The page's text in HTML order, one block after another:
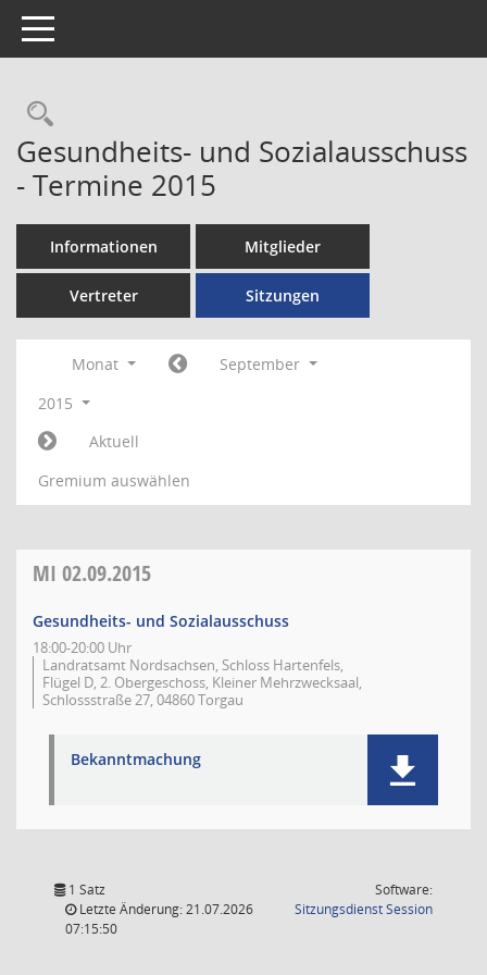
Toggle navigation
Rechercheauswahl
Gesundheits- und Sozialausschuss
- Termine 2015
Informationen Mitglieder
Vertreter Sitzungen
Monat
September
2015
Aktuell
Gremium auswählen
MI 02.09.2015
Gesundheits- und Sozialausschuss
18:00-20:00 Uhr
Landratsamt Nordsachsen, Schloss Hartenfels,
Flügel D, 2. Obergeschoss, Kleiner Mehrzwecksaal,
Schlossstraße 27, 04860 Torgau
Bekanntmachung
1 Satz
Letzte Änderung: 21.07.2026
07:15:50
Software:
SitzungsdienstSession(Wird in